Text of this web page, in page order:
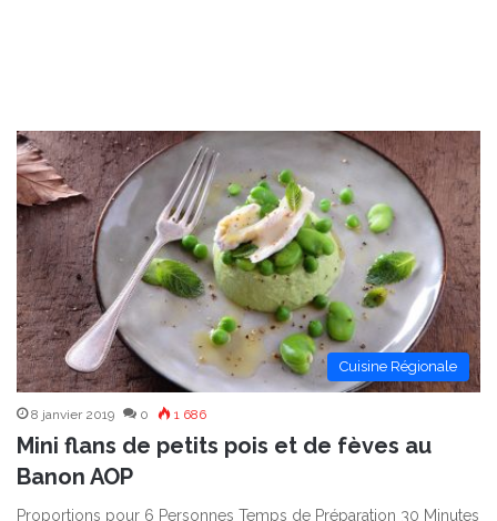
Cuisine Régionale
8 janvier 2019 0 1 686
Mini flans de petits pois et de fèves au
Banon AOP
Proportions pour 6 Personnes Temps de Préparation 30 Minutes